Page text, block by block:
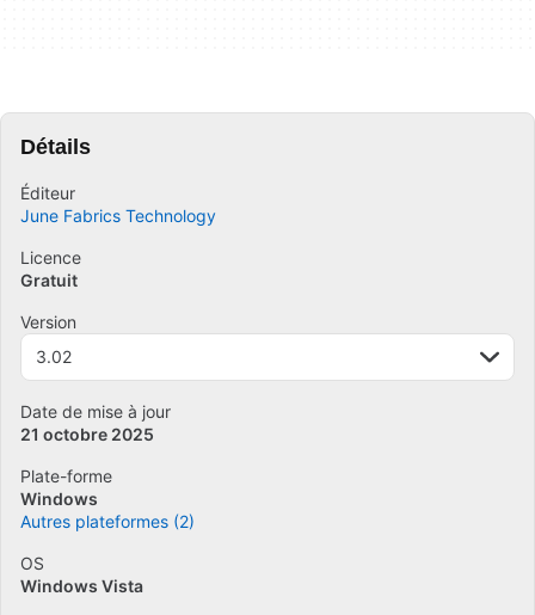
Détails
Éditeur
June Fabrics Technology
Licence
Gratuit
Version
3.02
Date de mise à jour
21 octobre 2025
Plate-forme
Windows
Autres plateformes (2)
OS
Windows Vista